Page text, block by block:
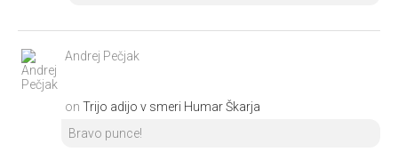
Andrej Pečjak
on Trijo adijo v smeri Humar Škarja
Bravo punce!